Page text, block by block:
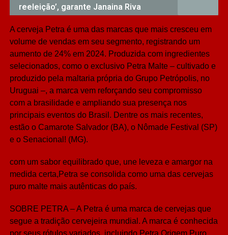
reeleição’, garante Janaina Riva
A cerveja Petra é uma das marcas que mais cresceu em
volume de vendas em seu segmento, registrando um
aumento de 24% em 2024. Produzida com ingredientes
selecionados, como o exclusivo Petra Malte – cultivado e
produzido pela maltaria própria do Grupo Petrópolis, no
Uruguai –, a marca vem reforçando seu compromisso
com a brasilidade e ampliando sua presença nos
principais eventos do Brasil. Dentre os mais recentes,
estão o Camarote Salvador (BA), o Nômade Festival (SP)
e o Senacional! (MG).
com um sabor equilibrado que, une leveza e amargor na
medida certa,Petra se consolida como uma das cervejas
puro malte mais autênticas do país.
SOBRE PETRA – A Petra é uma marca de cervejas que
segue a tradição cervejeira mundial. A marca é conhecida
por seus rótulos variados, incluindo Petra Origem Puro